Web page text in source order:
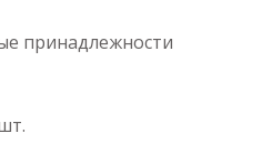
принадлежности